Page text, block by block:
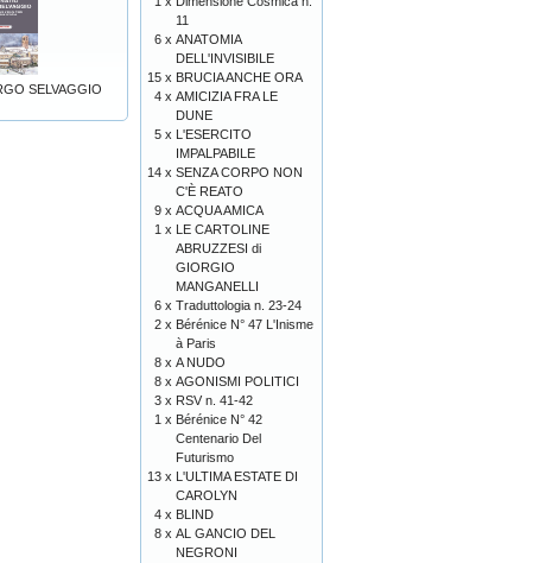
SELVAGGIO
11
6 x ANATOMIA
DELL'INVISIBILE
15 x BRUCIA ANCHE ORA
4 x AMICIZIA FRA LE
DUNE
5 x L'ESERCITO
IMPALPABILE
14 x SENZA CORPO NON
C'È REATO
9 x ACQUA AMICA
1 x LE CARTOLINE
ABRUZZESI di
GIORGIO
MANGANELLI
6 x Traduttologia n. 23-24
2 x Bérénice N° 47 L'Inisme
à Paris
8 x A NUDO
8 x AGONISMI POLITICI
3 x RSV n. 41-42
1 x Bérénice N° 42
Centenario Del
Futurismo
13 x L'ULTIMA ESTATE DI
CAROLYN
4 x BLIND
8 x AL GANCIO DEL
NEGRONI